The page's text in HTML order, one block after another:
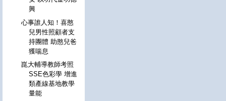
興
心事誰人知！喜憨
兒男性照顧者支
持團體 助憨兒爸
獲喘息
崑大輔導教師考照
SSE色彩學 增進
類產線基地教學
量能